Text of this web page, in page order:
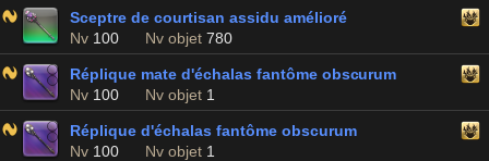
Sceptre de courtisan assidu amélioré
Nv 100 Nv objet 780
Réplique mate d'échalas fantôme obscurum
Nv 100 Nv objet 1
Réplique d'échalas fantôme obscurum
Nv 100 Nv objet 1